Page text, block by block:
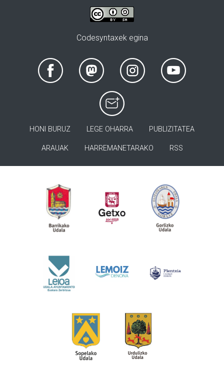
Codesyntaxek egina
HONI BURUZ LEGE OHARRA PUBLIZITATEA
ARAUAK HARREMANETARAKO RSS